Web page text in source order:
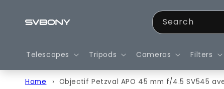
Search
Telescopes Tripods Cameras Filters
Home Objectif Petzval APO 45 mm f/4.5 SV545